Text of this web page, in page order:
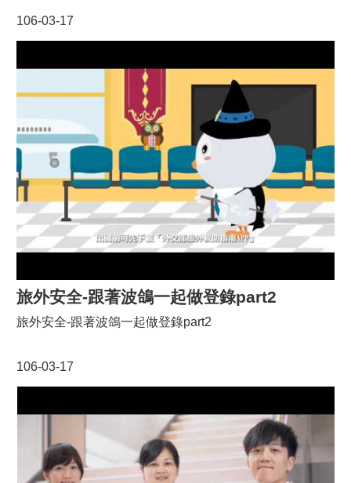
106-03-17
旅外安全-跟著波鴿一起做登錄part2
106-03-17
旅外安全-跟著波鴿一起做登錄part2